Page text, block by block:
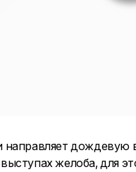
дождевую
желоба, для